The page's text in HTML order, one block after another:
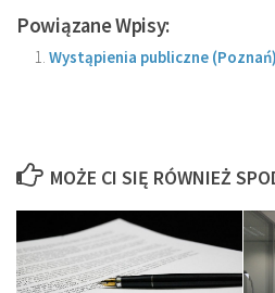
Powiązane Wpisy:
Wystąpienia publiczne (Poznań)
MOŻE CI SIĘ RÓWNIEŻ